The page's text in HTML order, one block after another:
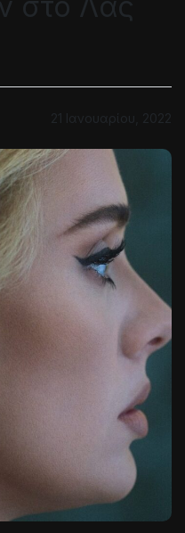
21 Ιανουαρίου, 2022